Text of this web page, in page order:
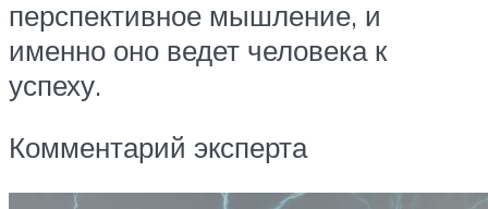
перспективное мышление, и
именно оно ведет человека к
успеху.
Комментарий эксперта